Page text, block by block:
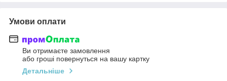
Умови оплати
Ви отримаєте замовлення
або гроші повернуться на вашу картку
Детальніше